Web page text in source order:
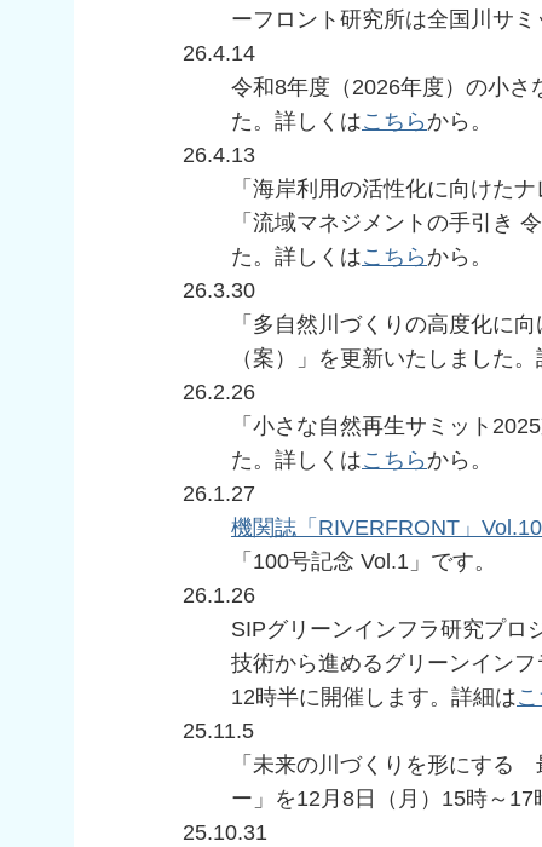
ーフロント研究所は全国川サ
26.4.14
令和8年度（2026年度）の小
た。詳しくはこちら から。
26.4.13
「海岸利⽤の活性化に向けた
「流域マネジメントの⼿引き
た。詳しくはこちら から。
26.3.30
「多自然川づくりの高度化に
（案）」を更新いたしました
26.2.26
「小さな自然再生サミット
た。詳しくはこちら から。
26.1.27
機関誌「RIVERFRONT」
「100号記念 Vol.1」です。
26.1.26
SIPグリーンインフラ研究プロ
技術から進めるグリーンイン
12時半に開催します。詳細は
25.11.5
「未来の川づくりを形にする
ー」を12月8日（月）15時～
25.10.31